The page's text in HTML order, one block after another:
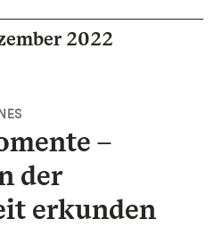
2022
–
der
erkunden